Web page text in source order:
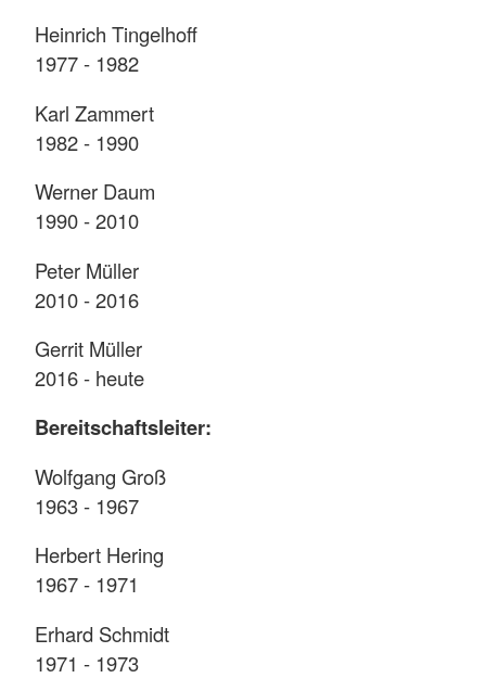
Heinrich Tingelhoff
1977 - 1982
Karl Zammert
1982 - 1990
Werner Daum
1990 - 2010
Peter Müller
2010 - 2016
Gerrit Müller
2016 - heute
Bereitschaftsleiter:
Wolfgang Groß
1963 - 1967
Herbert Hering
1967 - 1971
Erhard Schmidt
1971 - 1973